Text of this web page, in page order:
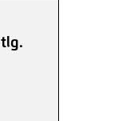
tlg.